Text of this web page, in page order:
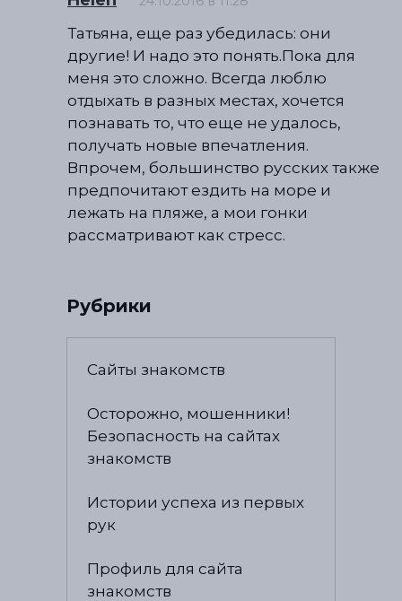
Татьяна, еще раз убедилась: они
другие! И надо это понять.Пока для
меня это сложно. Всегда люблю
отдыхать в разных местах, хочется
познавать то, что еще не удалось,
получать новые впечатления.
Впрочем, большинство русских также
предпочитают ездить на море и
лежать на пляже, а мои гонки
рассматривают как стресс.
Рубрики
Сайты знакомств
Осторожно, мошенники!
Безопасность на сайтах
знакомств
Истории успеха из первых
рук
Профиль для сайта
знакомств